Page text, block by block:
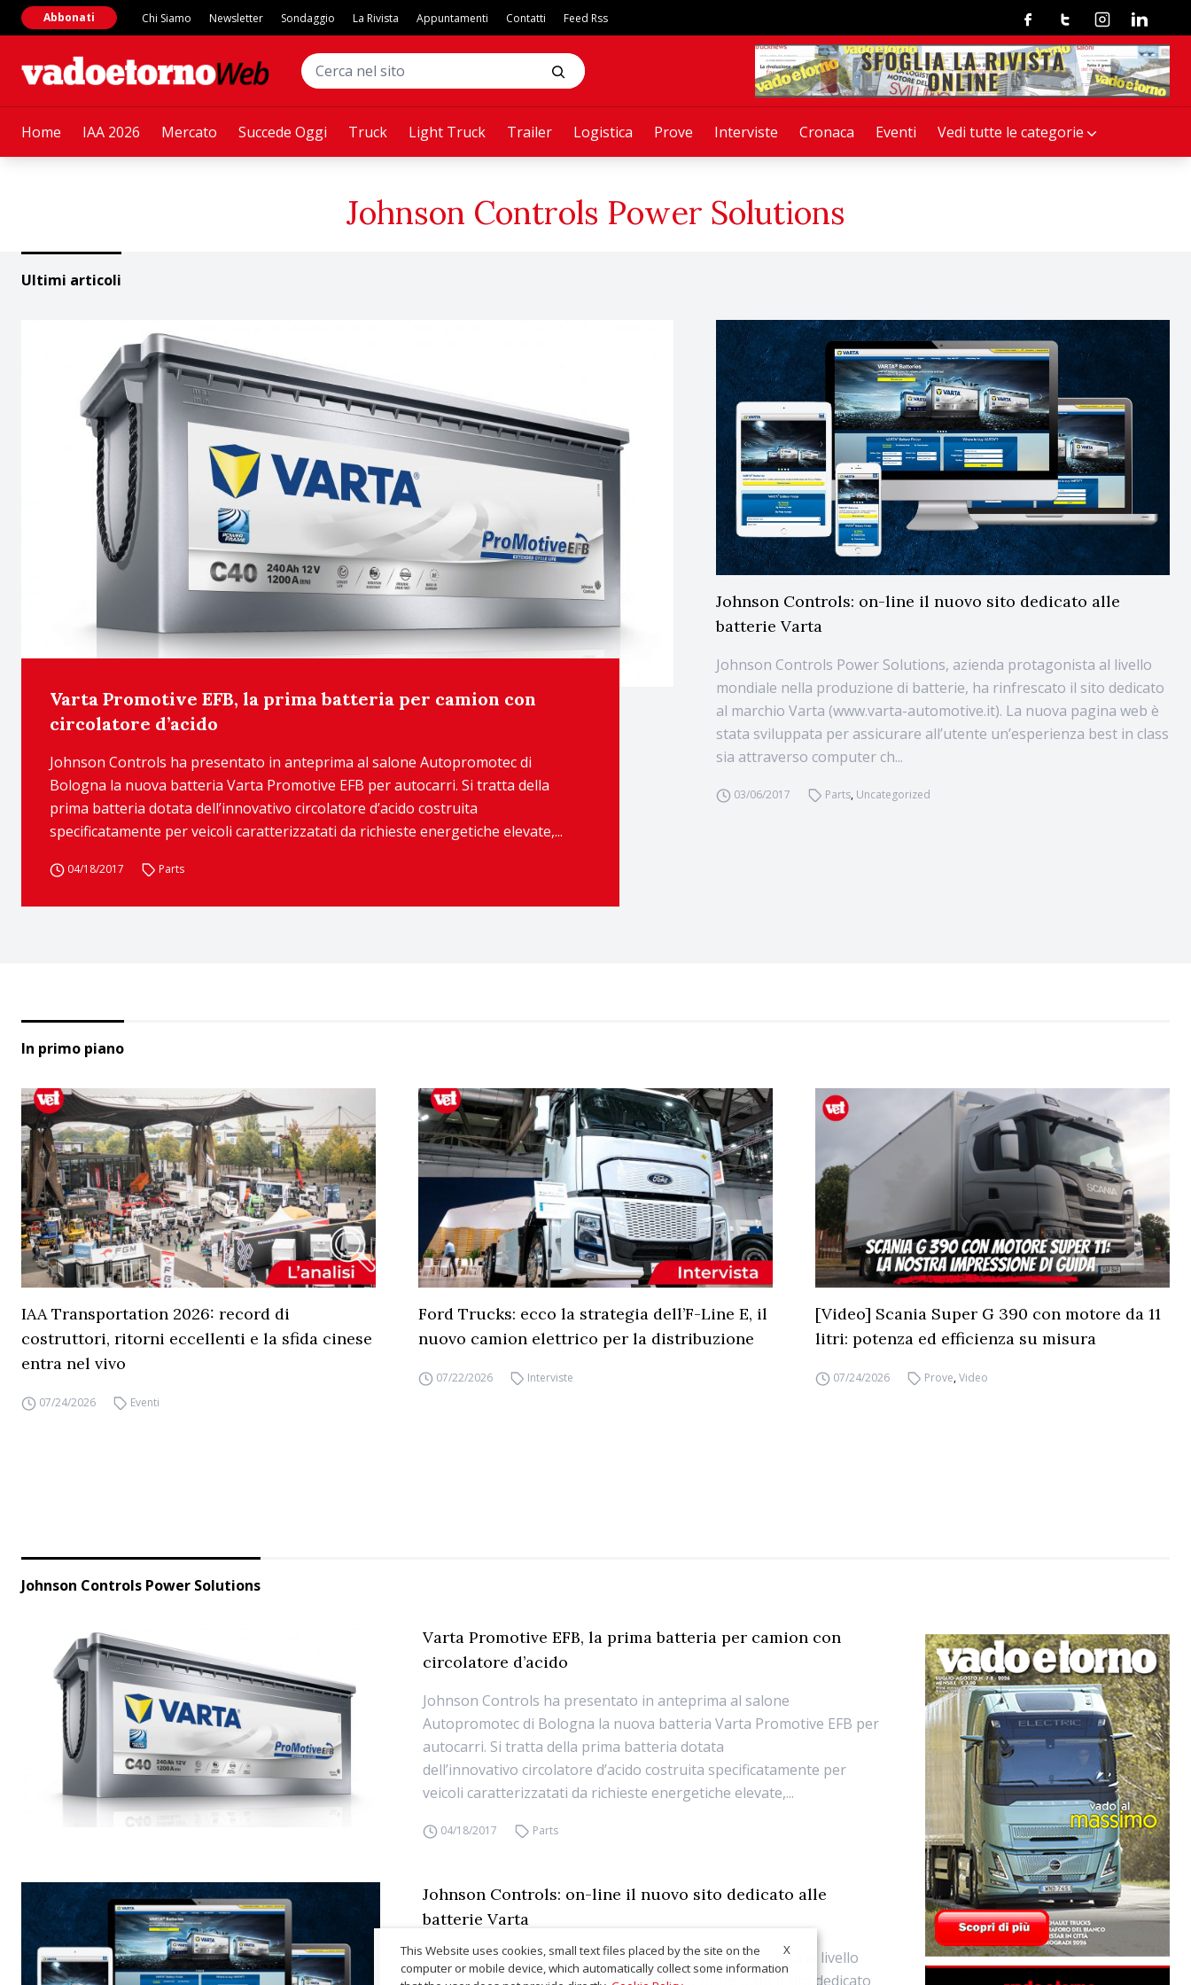
Home IAA 2026 Mercato Succede Oggi Truck Light Truck Trailer Logistica Prove Interviste Cronaca Eventi Vedi tutte le categorie
Abbonati Chi Siamo Newsletter Sondaggio La Rivista Appuntamenti Contatti Feed Rss FacebookTwitterInstagramLinkedin
Johnson Controls Power Solutions
Ultimi articoli
Varta Promotive EFB, la prima batteria per camion con
circolatore d’acido
Johnson Controls ha presentato in anteprima al salone Autopromotec di
Bologna la nuova batteria Varta Promotive EFB per autocarri. Si tratta della
prima batteria dotata dell’innovativo circolatore d’acido costruita
specificatamente per veicoli caratterizzatati da richieste energetiche elevate,...
04/18/2017 Parts
Johnson Controls: on-line il nuovo sito dedicato alle
batterie Varta
Johnson Controls Power Solutions, azienda protagonista al livello
mondiale nella produzione di batterie, ha rinfrescato il sito dedicato
al marchio Varta (www.varta-automotive.it). La nuova pagina web è
stata sviluppata per assicurare all’utente un’esperienza best in class
sia attraverso computer ch...
03/06/2017 Parts, Uncategorized
In primo piano
IAA Transportation 2026: record di
costruttori, ritorni eccellenti e la sfida cinese
entra nel vivo
07/24/2026 Eventi
Ford Trucks: ecco la strategia dell’F-Line E, il
nuovo camion elettrico per la distribuzione
07/22/2026 Interviste
[Video] Scania Super G 390 con motore da 11
litri: potenza ed efficienza su misura
07/24/2026 Prove,Video
Johnson Controls Power Solutions
Varta Promotive EFB, la prima batteria per camion con
circolatore d’acido
Johnson Controls ha presentato in anteprima al salone
Autopromotec di Bologna la nuova batteria Varta Promotive EFB per
autocarri. Si tratta della prima batteria dotata
dell’innovativo circolatore d’acido costruita specificatamente per
veicoli caratterizzatati da richieste energetiche elevate,...
04/18/2017 Parts
Johnson Controls: on-line il nuovo sito dedicato alle
batterie Varta
Johnson Controls Power Solutions, azienda protagonista al livello
mondiale nella produzione di batterie, ha rinfrescato il sito dedicato
X
This Website uses cookies, small text files placed by the site on the
computer or mobile device, which automatically collect some information